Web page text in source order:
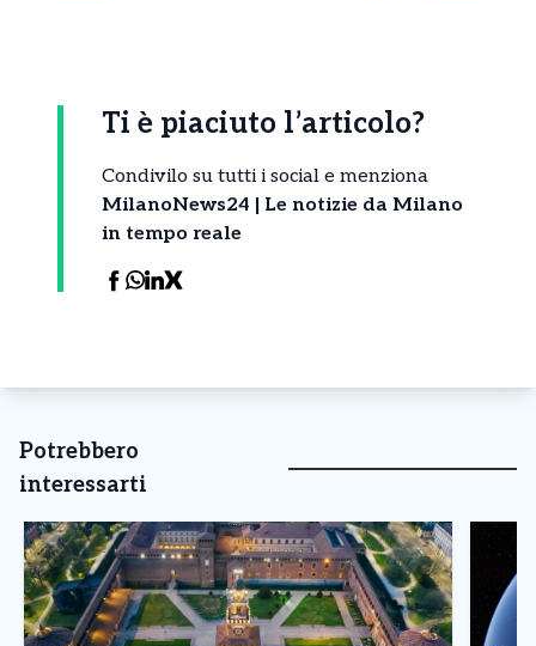
Ti è piaciuto l’articolo?
Condivilo su tutti i social e menziona
MilanoNews24 | Le notizie da Milano
in tempo reale
Potrebbero
interessarti